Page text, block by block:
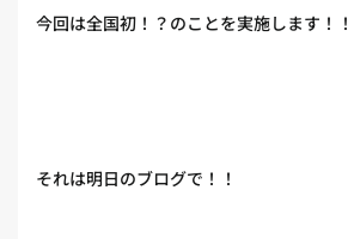
今回は全国初！？のことを実施します！！
それは明日のブログで！！